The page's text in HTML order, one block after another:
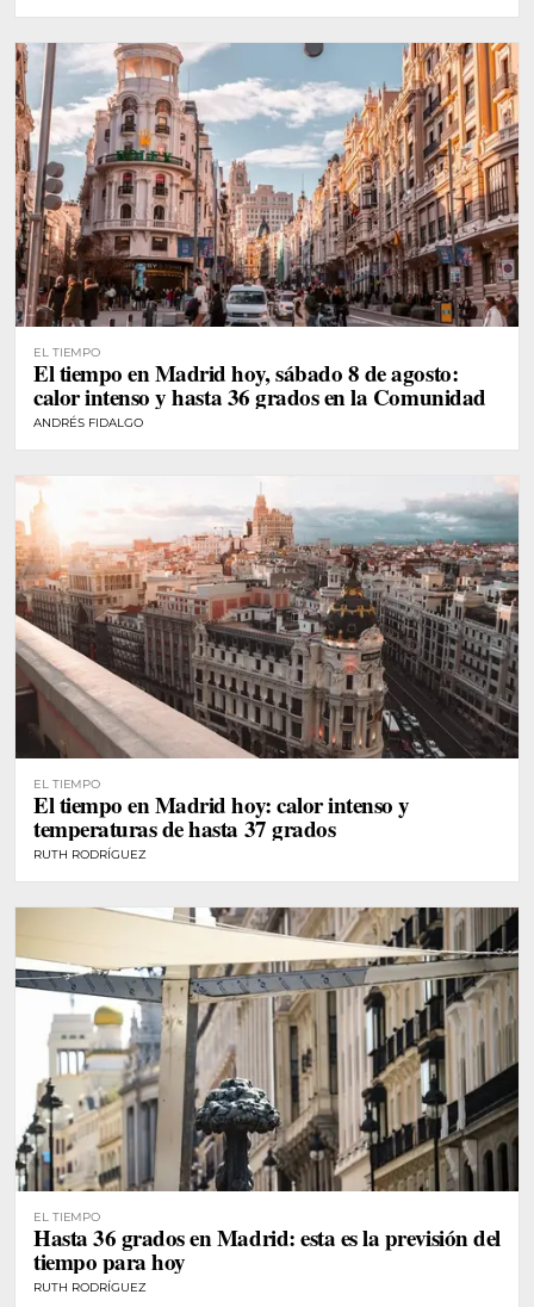
EL TIEMPO
El tiempo en Madrid hoy, sábado 8 de agosto:
calor intenso y hasta 36 grados en la Comunidad
ANDRÉS FIDALGO
EL TIEMPO
El tiempo en Madrid hoy: calor intenso y
temperaturas de hasta 37 grados
RUTH RODRÍGUEZ
EL TIEMPO
Hasta 36 grados en Madrid: esta es la previsión del
tiempo para hoy
RUTH RODRÍGUEZ